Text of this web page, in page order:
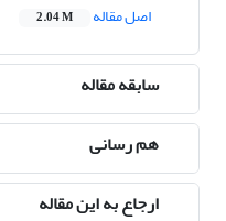
اصل مقاله
2.04 M
سابقه مقاله
هم رسانی
ارجاع به این مقاله